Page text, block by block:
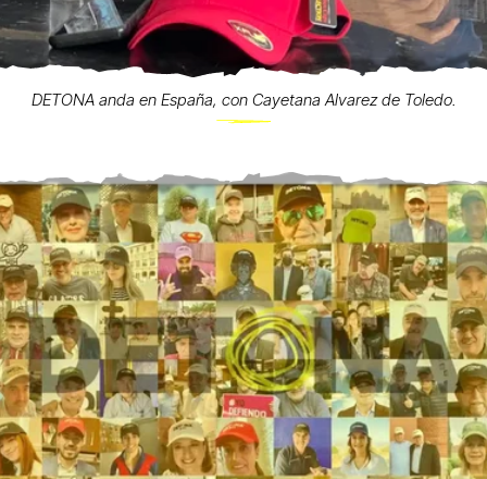
DETONA anda en España, con Cayetana Alvarez de Toledo.